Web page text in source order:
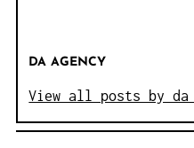
DA AGENCY
View all posts by da